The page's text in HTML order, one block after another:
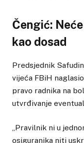
Čengić:
kao dosad
Predsjednik
vijeća FBiH
pravo radnika na
utvrđivanje
„Pravilnik ni u
osiguranika niti